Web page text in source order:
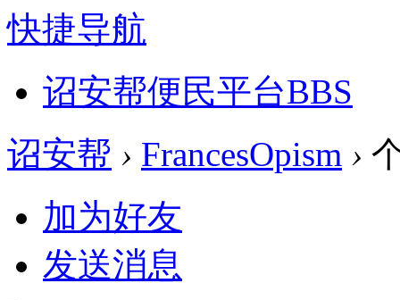
快捷导航
诏安帮便民平台BBS
诏安帮 › FrancesOpism ›
加为好友
发送消息